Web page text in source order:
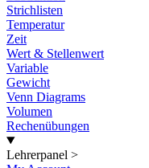
Strichlisten
Temperatur
Zeit
Wert & Stellenwert
Variable
Gewicht
Venn Diagrams
Volumen
Rechenübungen
Lehrerpanel >